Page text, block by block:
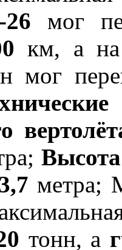
мог
км, а
мог
Высота
метра;
тонн, а